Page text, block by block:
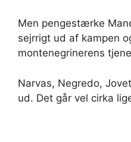
Men pengestærke
sejrrigt ud af kampen
montenegrinerens
Narvas, Negredo,
ud. Det går vel cirka